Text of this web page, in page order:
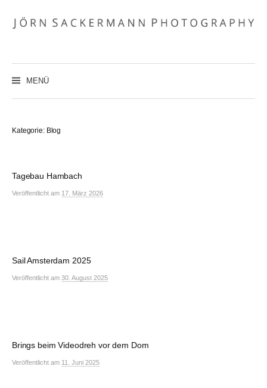
Inhalt
überspringen
MENÜ
Kategorie: Blog
Tagebau Hambach
Veröffentlicht am 17. März 2026
Sail Amsterdam 2025
Veröffentlicht am 30. August 2025
Brings beim Videodreh vor dem Dom
Veröffentlicht am 11. Juni 2025